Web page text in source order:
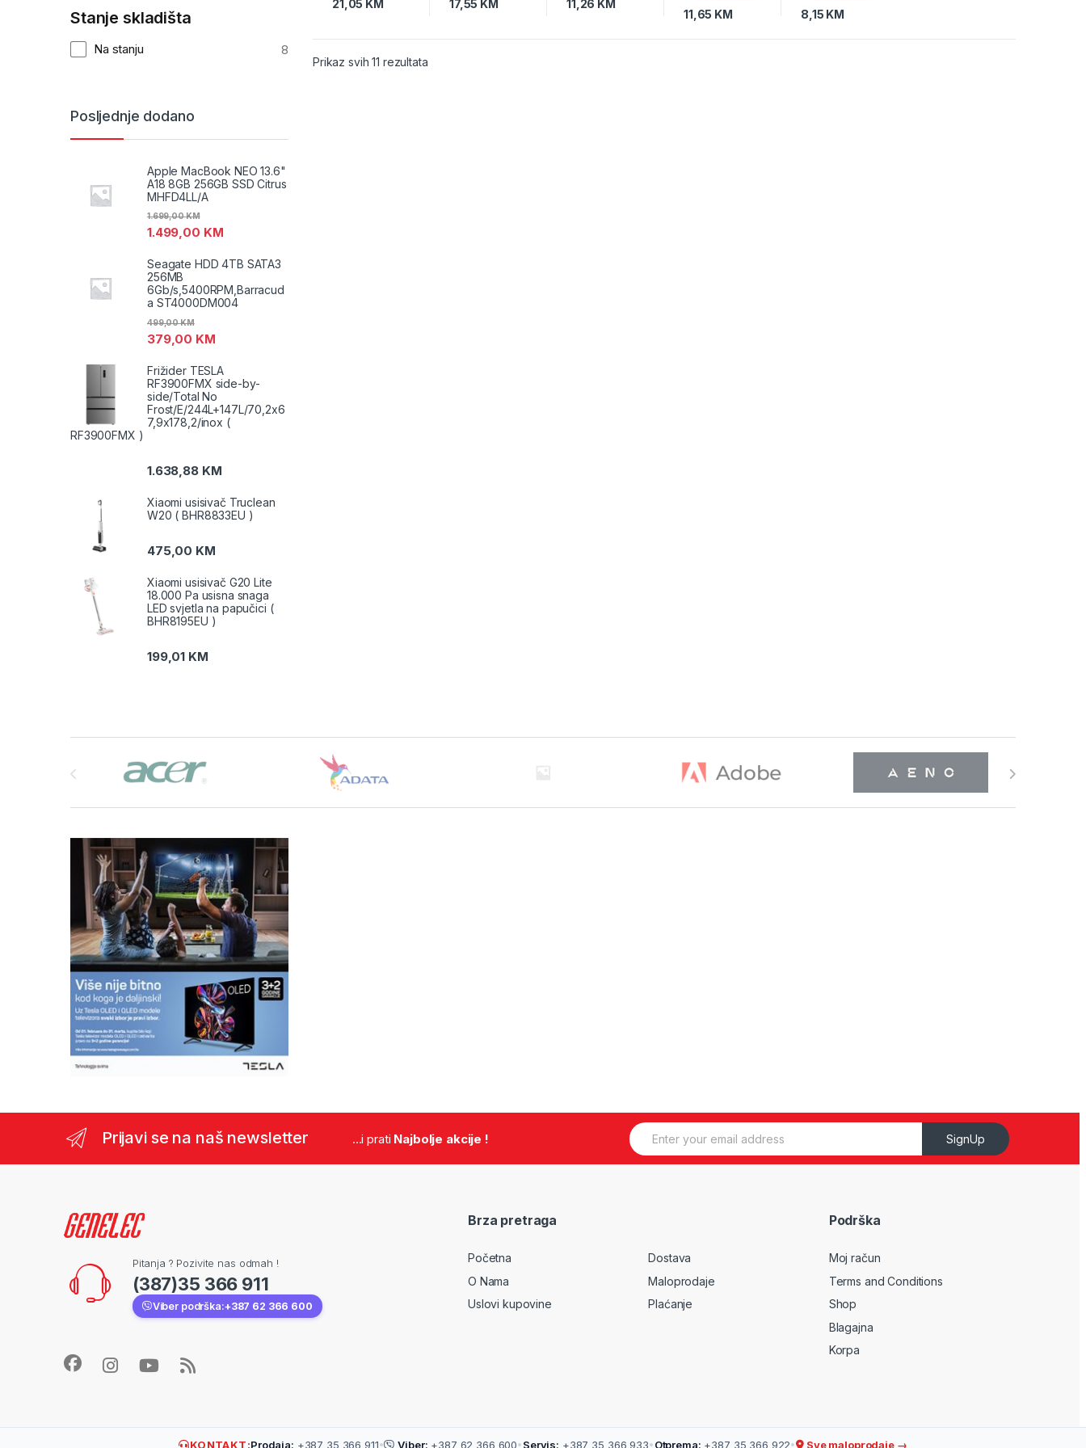
21,05 KM 17,55 KM 11,26 KM
11,65 KM 8,15 KM
Prikaz svih 11 rezultata
Stanje skladišta
Na stanju 8
Posljednje dodano
Apple MacBook NEO 13.6"
A18 8GB 256GB SSD Citrus
MHFD4LL/A
1.499,00 KM
1.699,00KM
Seagate HDD 4TB SATA3
256MB
6Gb/s,5400RPM,Barracud
a ST4000DM004
379,00 KM
499,00KM
Frižider TESLA
RF3900FMX side-by-
side/Total No
Frost/E/244L+147L/70,2x6
7,9x178,2/inox (
RF3900FMX )
1.638,88 KM
Xiaomi usisivač Truclean
W20 ( BHR8833EU )
475,00 KM
Xiaomi usisivač G20 Lite
18.000 Pa usisna snaga
LED svjetla na papučici (
BHR8195EU )
199,01 KM
Prijavi se na naš newsletter ...i prati Najbolje akcije !
E
m
SignUp
Pitanja ? Pozivite nas odmah !
(387)35 366 911
Viber podrška:+387 62 366 600
Brza pretraga
Početna
O Nama
Uslovi kupovine
Dostava
Maloprodaje
Plaćanje
Podrška
Moj račun
Terms and Conditions
Shop
Blagajna
Korpa
KONTAKT:Prodaja: +387 35 366 911• Viber: +387 62 366 600• Servis: +387 35 366 933• Otprema: +387 35 366 922• Sve maloprodaje →